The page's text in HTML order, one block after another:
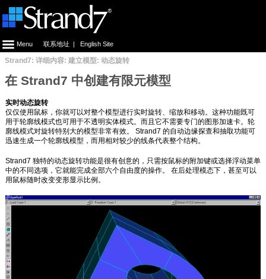
Menu 联系地址 | English Site
Strand7: 详细内容: 建立模型: 动态旋转
在 Strand7 中创建有限元模型
实时动态旋转
仅仅使用鼠标，你就可以对整个模型进行实时旋转、缩放和移动。这种功能既可
用于轮廓线模式也可用于不透明实体模式。而且它不需要专门的图形加速卡。轮
廓线模式对旋转特别大的模型非常有效。 Strand7 的自动边缘探查和抽取功能可
迅速生成一个轮廓线模型，而用相对较少的线条代表整个结构。
Strand7 独特的动态旋转功能是很有创意的，只需按鼠标的附加键或选择浮动菜单
中的不同选项，它就能完成全部六个自由度的操作。 在后处理模态下，甚至可以
用鼠标随时改变变形显示比例。